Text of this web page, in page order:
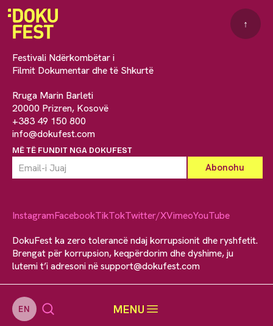
EN MENU
Festivali Ndërkombëtar i
Filmit Dokumentar dhe të Shkurtë
Rruga Marin Barleti
20000 Prizren, Kosovë
+383 49 150 800
info@dokufest.com
MË TË FUNDIT NGA DOKUFEST
↑
InstagramFacebookTikTokTwitter/XVimeoYouTube
DokuFest ka zero tolerancë ndaj korrupsionit dhe ryshfetit.
Brengat për korrupsion, keqpërdorim dhe dyshime, ju
lutemi t’i adresoni nësupport@dokufest.com